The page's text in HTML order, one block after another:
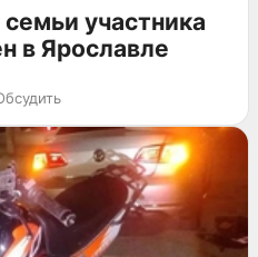
участника
в Ярославле